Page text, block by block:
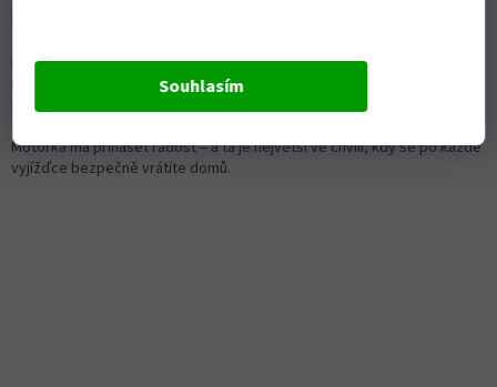
Souhlasím
Řidičák není cílová rovinka, ale startovní čára. Každý kilometr vás naučí
něco nového. Jezděte s respektem, nepřeceňujte své schopnosti a
dopřejte si čas získat zkušenosti.
Motorka má přinášet radost – a ta je největší ve chvíli, kdy se po každé
vyjížďce bezpečně vrátíte domů.